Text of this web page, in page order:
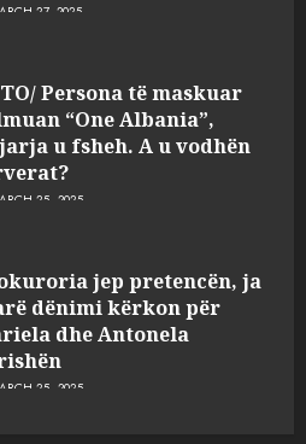
27, 2025
Persona të maskuar
“One Albania”,
u fsheh. A u vodhën
25, 2025
jep pretencën, ja
dënimi kërkon për
dhe Antonela
25, 2025